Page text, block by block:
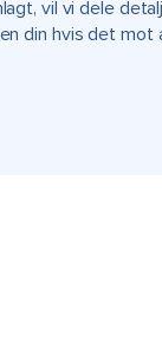
vil vi dele
din hvis det mot